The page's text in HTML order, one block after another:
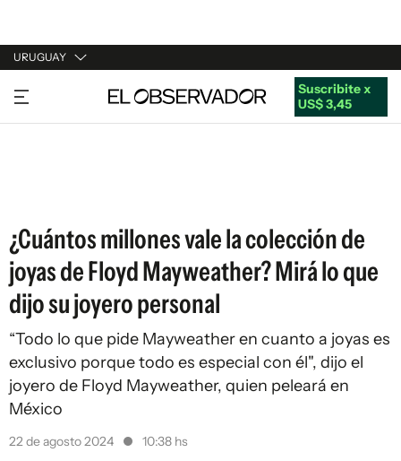
URUGUAY
URUGUAY
ARGENTINA
Suscribite x
US$ 3,45
¿Cuántos millones vale la colección de
joyas de Floyd Mayweather? Mirá lo que
dijo su joyero personal
“Todo lo que pide Mayweather en cuanto a joyas es
exclusivo porque todo es especial con él", dijo el
joyero de Floyd Mayweather, quien peleará en
México
22 de agosto 2024 10:38 hs